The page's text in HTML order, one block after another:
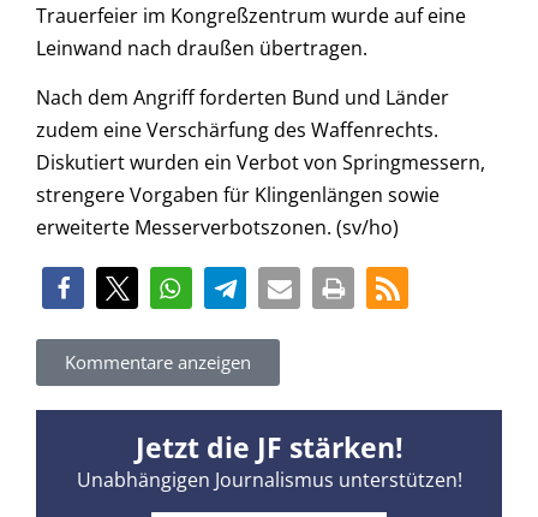
Trauerfeier im Kongreßzentrum wurde auf eine
Leinwand nach draußen übertragen.
Nach dem Angriff forderten Bund und Länder
zudem eine Verschärfung des Waffenrechts.
Diskutiert wurden ein Verbot von Springmessern,
strengere Vorgaben für Klingenlängen sowie
erweiterte Messerverbotszonen. (sv/ho)
Kommentare anzeigen
Jetzt die JF stärken!
Unabhängigen Journalismus unterstützen!